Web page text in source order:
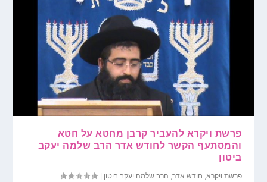
פרשת ויקרא להעביר קרבן מחטא על חטא
והמסתעף הקשר לחודש אדר הרב שלמה יעקב
ביטון
פרשת ויקרא, חודש אדר, הרב שלמה יעקב ביטון |